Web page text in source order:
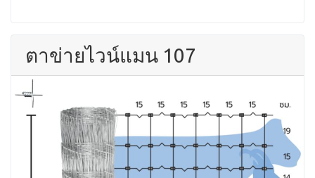
ตาข่ายไวน์แมน 107